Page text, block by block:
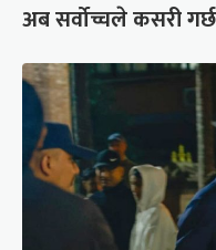
अब सर्वोच्चले कसरी